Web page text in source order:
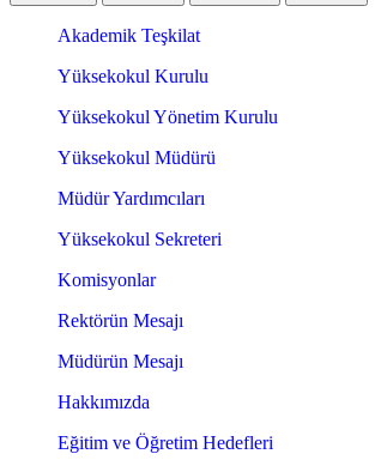
Akademik Teşkilat
Yüksekokul Kurulu
Yüksekokul Yönetim Kurulu
Yüksekokul Müdürü
Müdür Yardımcıları
Yüksekokul Sekreteri
Komisyonlar
Rektörün Mesajı
Müdürün Mesajı
Hakkımızda
Eğitim ve Öğretim Hedefleri